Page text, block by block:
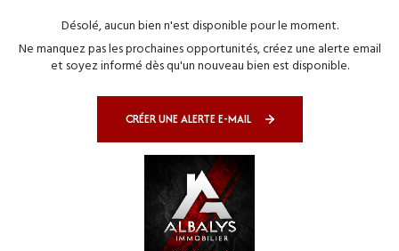
Désolé, aucun bien n'est disponible pour le moment.
Ne manquez pas les prochaines opportunités, créez une alerte email
et soyez informé dès qu'un nouveau bien est disponible.
CRÉER UNE ALERTE E-MAIL